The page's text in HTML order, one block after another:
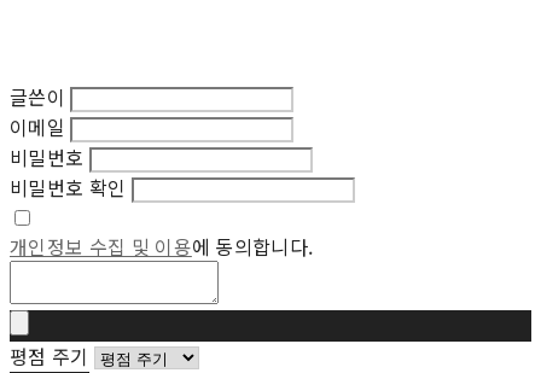
글쓴이
이메일
비밀번호
비밀번호 확인
개인정보 수집 및 이용에 동의합니다.
평점 주기